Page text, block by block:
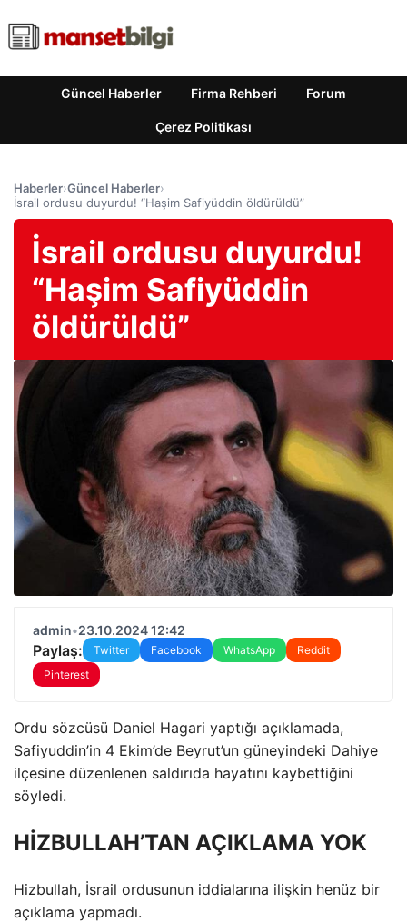
Güncel Haberler Firma Rehberi Forum
Çerez Politikası
Haberler›Güncel Haberler›
İsrail ordusu duyurdu! “Haşim Safiyüddin öldürüldü”
İsrail ordusu duyurdu!
“Haşim Safiyüddin
öldürüldü”
admin•23.10.2024 12:42
Paylaş: Twitter Facebook WhatsApp
Reddit
Pinterest
Ordu sözcüsü Daniel Hagari yaptığı açıklamada,
Safiyuddin’in 4 Ekim’de Beyrut’un güneyindeki Dahiye
ilçesine düzenlenen saldırıda hayatını kaybettiğini
söyledi.
HİZBULLAH’TAN AÇIKLAMA YOK
Hizbullah, İsrail ordusunun iddialarına ilişkin henüz bir
açıklama yapmadı.